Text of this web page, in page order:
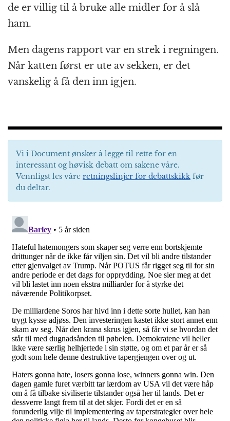
de er villig til å bruke alle midler for å slå
ham.
Men dagens rapport var en strek i regningen.
Når katten først er ute av sekken, er det
vanskelig å få den inn igjen.
Vi i Document ønsker å legge til rette for en
interessant og høvisk debatt om sakene våre.
Vennligst les våre retningslinjer for debattskikk før
du deltar.